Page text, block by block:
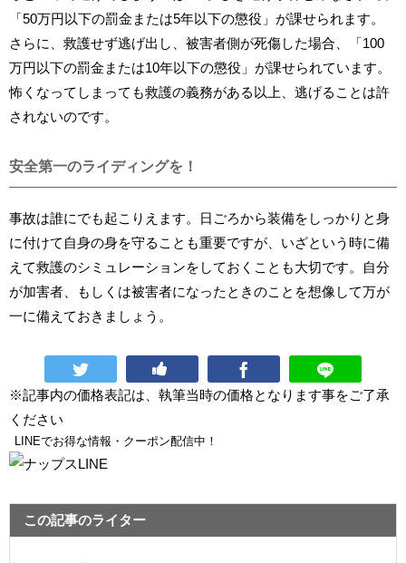
「50万円以下の罰金または5年以下の懲役」が課せられます。
さらに、救護せず逃げ出し、被害者側が死傷した場合、「100
万円以下の罰金または10年以下の懲役」が課せられています。
怖くなってしまっても救護の義務がある以上、逃げることは許
されないのです。
安全第一のライディングを！
事故は誰にでも起こりえます。日ごろから装備をしっかりと身
に付けて自身の身を守ることも重要ですが、いざという時に備
えて救護のシミュレーションをしておくことも大切です。自分
が加害者、もしくは被害者になったときのことを想像して万が
一に備えておきましょう。
※記事内の価格表記は、執筆当時の価格となります事をご了承
ください
LINEでお得な情報・クーポン配信中！
この記事のライター